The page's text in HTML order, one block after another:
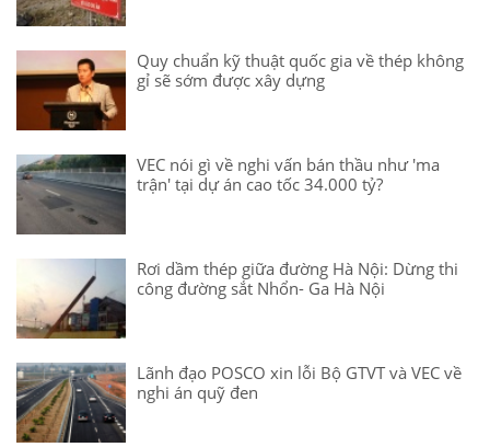
Quy chuẩn kỹ thuật quốc gia về thép không
gỉ sẽ sớm được xây dựng
VEC nói gì về nghi vấn bán thầu như 'ma
trận' tại dự án cao tốc 34.000 tỷ?
Rơi dầm thép giữa đường Hà Nội: Dừng thi
công đường sắt Nhổn- Ga Hà Nội
Lãnh đạo POSCO xin lỗi Bộ GTVT và VEC về
nghi án quỹ đen